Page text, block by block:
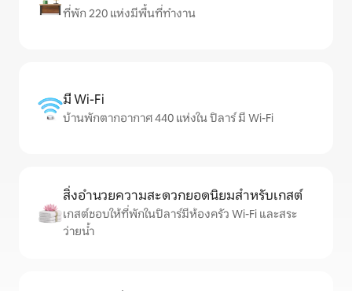
ที่พัก 220 แห่งมีพื้นที่ทำงาน
มี Wi-Fi
บ้านพักตากอากาศ 440 แห่งใน ปิลาร์ มี Wi-Fi
สิ่งอำนวยความสะดวกยอดนิยมสำหรับเกสต์
เกสต์ชอบให้ที่พักในปิลาร์มีห้องครัว Wi-Fi และสระ
ว่ายน้ำ